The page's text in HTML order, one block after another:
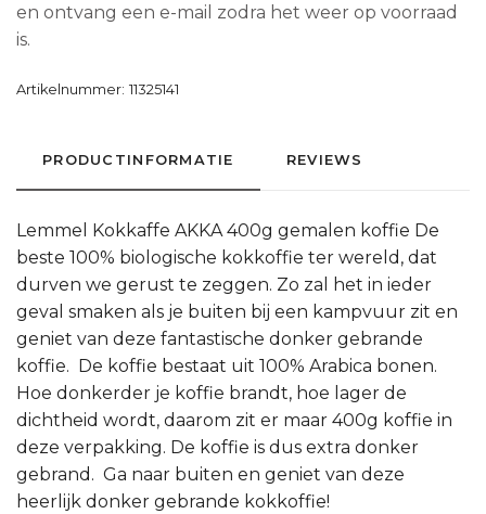
en ontvang een e-mail zodra het weer op voorraad
is.
Artikelnummer: 11325141
PRODUCTINFORMATIE REVIEWS
Lemmel Kokkaffe AKKA 400g gemalen koffie De
beste 100% biologische kokkoffie ter wereld, dat
durven we gerust te zeggen. Zo zal het in ieder
geval smaken als je buiten bij een kampvuur zit en
geniet van deze fantastische donker gebrande
koffie. De koffie bestaat uit 100% Arabica bonen.
Hoe donkerder je koffie brandt, hoe lager de
dichtheid wordt, daarom zit er maar 400g koffie in
deze verpakking. De koffie is dus extra donker
gebrand. Ga naar buiten en geniet van deze
heerlijk donker gebrande kokkoffie!